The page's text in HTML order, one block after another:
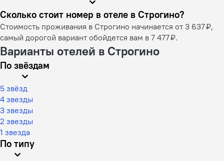
Сколько стоит номер в отеле в Строгино?
Стоимость проживания в Строгино начинается от 3 637 ₽,
самый дорогой вариант обойдется вам в 7 477 ₽.
Варианты отелей в Строгино
По звёздам
5 звёзд
4 звезды
3 звезды
2 звезды
1 звезда
По типу